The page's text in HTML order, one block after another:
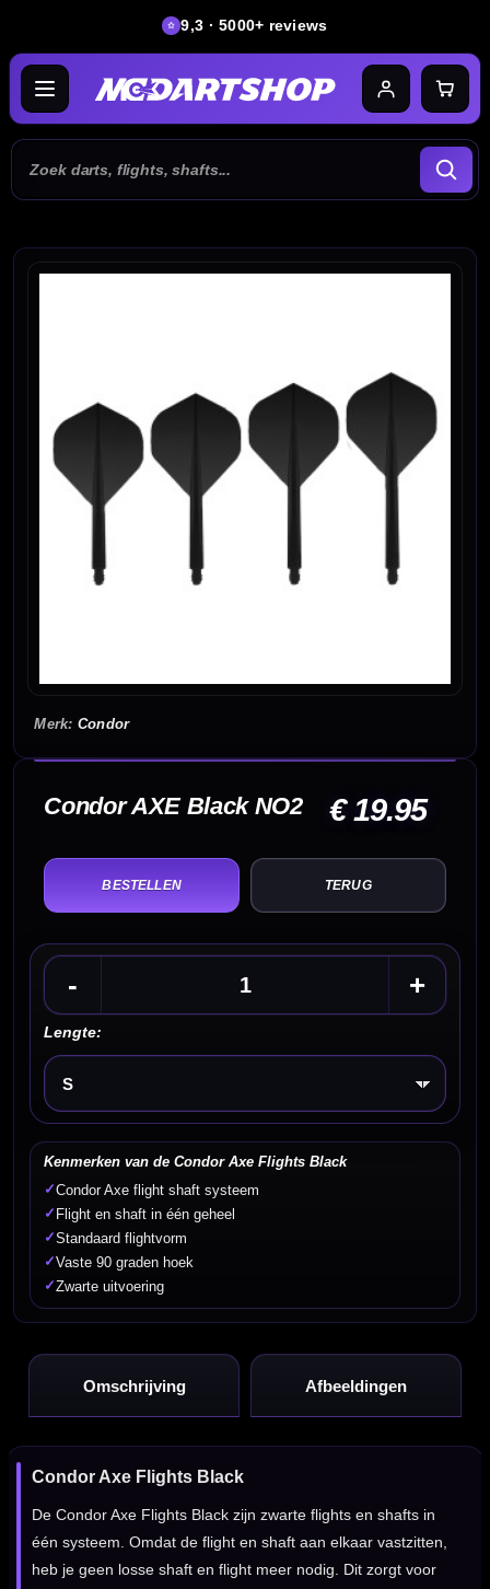
9,3 · 5000+ reviews
Condor
Condor AXE Black NO2 € 19.95
TERUG
- +
Lengte:
Kies een optie
Kenmerken van de Condor Axe Flights Black
✓Condor Axe flight shaft systeem
✓ Flight en shaft in één geheel
✓Standaard flightvorm
✓Vaste 90 graden hoek
✓Zwarte uitvoering
Omschrijving Afbeeldingen
Condor Axe Flights Black
De Condor Axe Flights Black zijn zwarte flights en shafts in
één systeem. Omdat de flight en shaft aan elkaar vastzitten,
heb je geen losse shaft en flight meer nodig. Dit zorgt voor